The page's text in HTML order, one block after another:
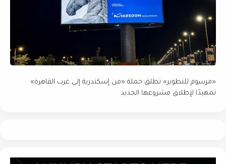
«مرسوم للتطوير» تطلق حملة «من إسكندرية إلى غرب القاهرة»
تمهيدًا لإطلاق مشروعها الجديد